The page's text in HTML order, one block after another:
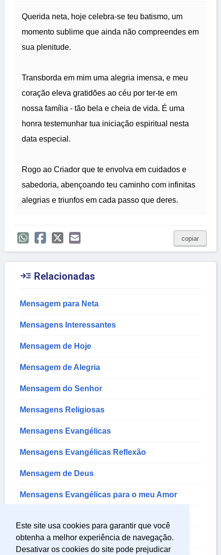
Este site usa cookies para garantir que você
obtenha a melhor experiência de navegação.
Desativar os cookies do site pode prejudicar
Querida neta, hoje celebra-se teu batismo, um
momento sublime que ainda não compreendes em
sua plenitude.
Transborda em mim uma alegria imensa, e meu
coração eleva gratidões ao céu por ter-te em
nossa família - tão bela e cheia de vida. É uma
honra testemunhar tua iniciação espiritual nesta
data especial.
Rogo ao Criador que te envolva em cuidados e
sabedoria, abençoando teu caminho com infinitas
alegrias e triunfos em cada passo que deres.
copiar
 Relacionadas
Mensagem para Neta
Mensagens Interessantes
Mensagem de Hoje
Mensagem de Alegria
Mensagem do Senhor
Mensagens Religiosas
Mensagens Evangélicas
Mensagens Evangélicas Reflexão
Mensagem de Deus
Mensagens Evangélicas para o meu Amor
Mensagem de Sentimentos